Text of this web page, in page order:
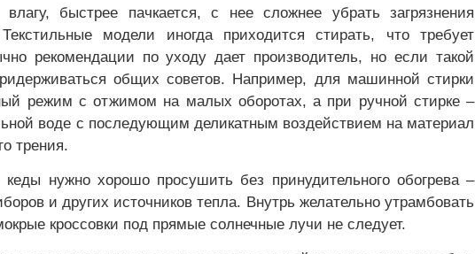
быстрее пачкается, с нее сложнее убрать загрязнения
модели иногда приходится стирать, что требует
рекомендации по уходу дает производитель, но если такой
общих советов. Например, для машинной стирки
режим с отжимом на малых оборотах, а при ручной стирке –
воде с последующим деликатным воздействием на материал
трения.
нужно хорошо просушить без принудительного обогрева –
и других источников тепла. Внутрь желательно утрамбовать
кроссовки под прямые солнечные лучи не следует.